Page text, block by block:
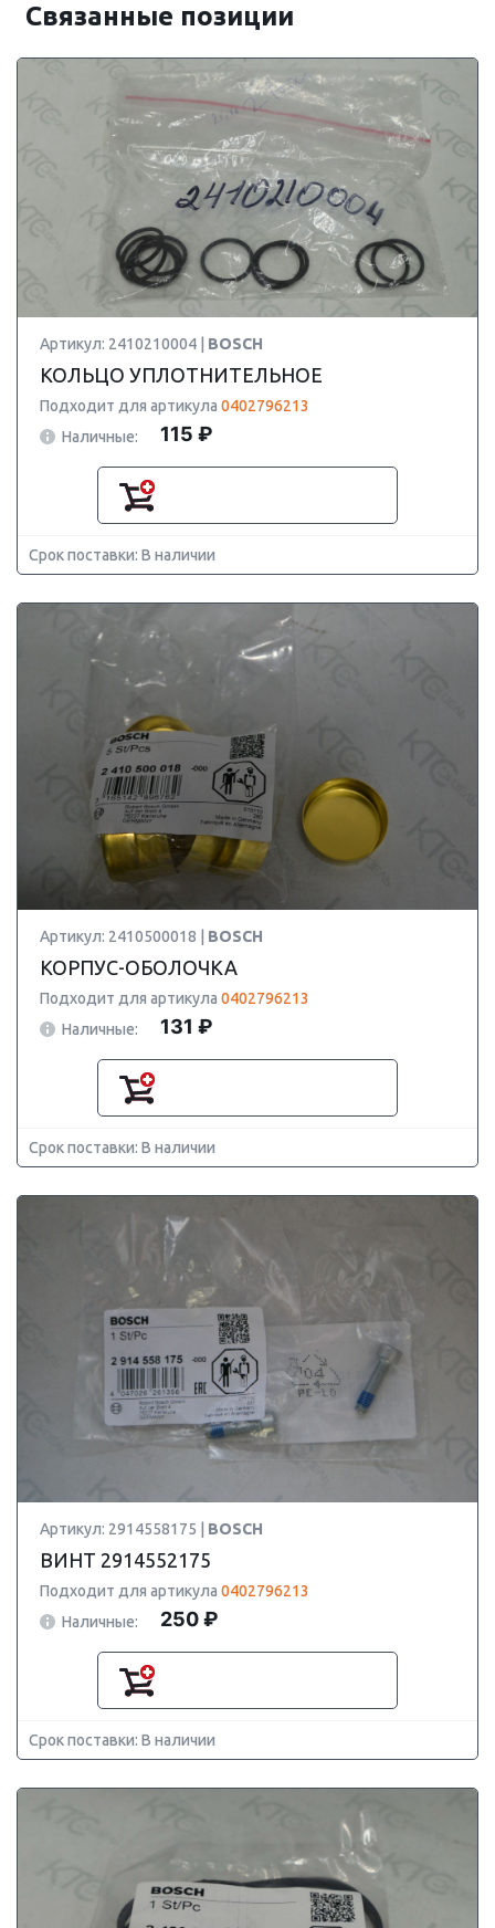
Связанные позиции
Артикул: 2410210004 | BOSCH
КОЛЬЦО УПЛОТНИТЕЛЬНОЕ
Подходит для артикула 0402796213
Наличные:
115 ₽
Срок поставки: В наличии
Артикул: 2410500018 | BOSCH
КОРПУС-ОБОЛОЧКА
Подходит для артикула 0402796213
Наличные:
131 ₽
Срок поставки: В наличии
Артикул: 2914558175 | BOSCH
ВИНТ 2914552175
Подходит для артикула 0402796213
Наличные:
250 ₽
Срок поставки: В наличии